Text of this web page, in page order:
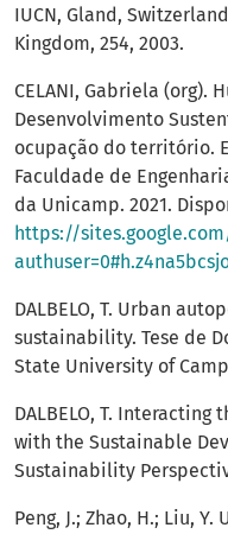
IUCN, Gland,
Kingdom, 254, 2003.
CELANI, Gabriela (org).
Desenvolvimento
ocupação do território.
Faculdade de
da Unicamp. 2021.
https://
DALBELO, T. Urban
sustainability. Tese de
State University of
DALBELO, T.
with the Sustainable
Sustainability
Peng, J.; Zhao, H.; Liu,